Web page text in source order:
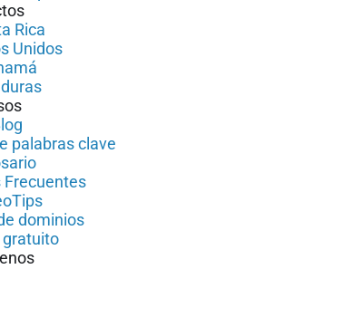
Rica
Unidos
palabras clave
Frecuentes
dominios
gratuito